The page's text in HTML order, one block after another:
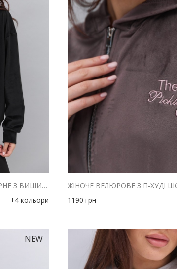
ЖІНОЧЕ ВЕЛЮРОВЕ ЗІП-ХУДІ ЧОРНЕ З ВИШИВКОЮ THE PICKLEBALL CLUB
+4 кольори
1190 грн
NEW